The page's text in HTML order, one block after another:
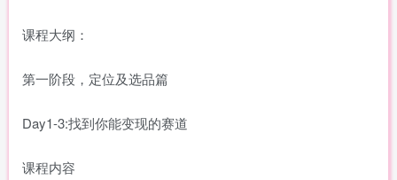
课程大纲：
第一阶段，定位及选品篇
Day1-3:找到你能变现的赛道
课程内容